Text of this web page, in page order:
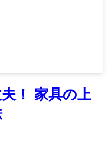
！ 家具の上